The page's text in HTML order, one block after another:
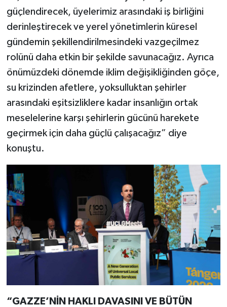
güçlendirecek, üyelerimiz arasındaki iş birliğini
derinleştirecek ve yerel yönetimlerin küresel
gündemin şekillendirilmesindeki vazgeçilmez
rolünü daha etkin bir şekilde savunacağız. Ayrıca
önümüzdeki dönemde iklim değişikliğinden göçe,
su krizinden afetlere, yoksulluktan şehirler
arasındaki eşitsizliklere kadar insanlığın ortak
meselelerine karşı şehirlerin gücünü harekete
geçirmek için daha güçlü çalışacağız” diye
konuştu.
“GAZZE’NİN HAKLI DAVASINI VE BÜTÜN